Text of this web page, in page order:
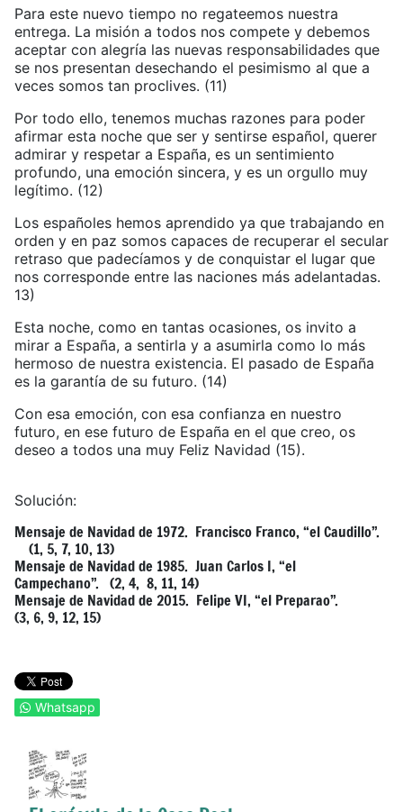
Para este nuevo tiempo no regateemos nuestra
entrega. La misión a todos nos compete y debemos
aceptar con alegría las nuevas responsabilidades que
se nos presentan desechando el pesimismo al que a
veces somos tan proclives. (11)
Por todo ello, tenemos muchas razones para poder
afirmar esta noche que ser y sentirse español, querer
admirar y respetar a España, es un sentimiento
profundo, una emoción sincera, y es un orgullo muy
legítimo. (12)
Los españoles hemos aprendido ya que trabajando en
orden y en paz somos capaces de recuperar el secular
retraso que padecíamos y de conquistar el lugar que
nos corresponde entre las naciones más adelantadas.
13)
Esta noche, como en tantas ocasiones, os invito a
mirar a España, a sentirla y a asumirla como lo más
hermoso de nuestra existencia. El pasado de España
es la garantía de su futuro. (14)
Con esa emoción, con esa confianza en nuestro
futuro, en ese futuro de España en el que creo, os
deseo a todos una muy Feliz Navidad (15).
Solución:
Mensaje de Navidad de 1972. Francisco Franco, “el Caudillo”.
(1, 5, 7, 10, 13)
Mensaje de Navidad de 1985. Juan Carlos I, “el
Campechano”. (2, 4, 8, 11, 14)
Mensaje de Navidad de 2015. Felipe VI, “el Preparao”.
(3, 6, 9, 12, 15)
Whatsapp